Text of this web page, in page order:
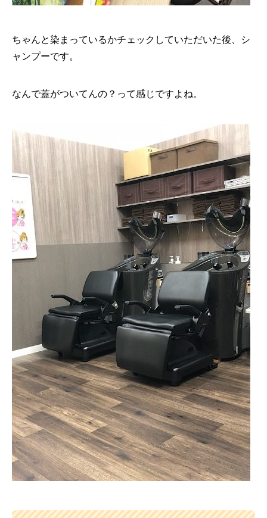
ちゃんと染まっているかチェックしていただいた後、シ
ャンプーです。
なんで蓋がついてんの？って感じですよね。